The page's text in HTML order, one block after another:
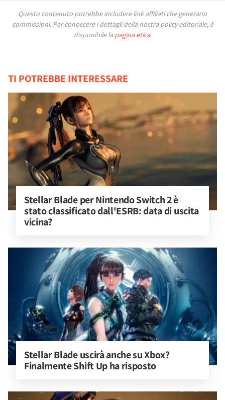
Questo contenuto potrebbe includere link affiliati che generano
commissioni. Per conoscere i dettagli della nostra policy editoriale, è
disponibile la pagina etica.
TI POTREBBE INTERESSARE
Stellar Blade per Nintendo Switch 2 è
stato classificato dall'ESRB: data di uscita
vicina?
Stellar Blade uscirà anche su Xbox?
Finalmente Shift Up ha risposto